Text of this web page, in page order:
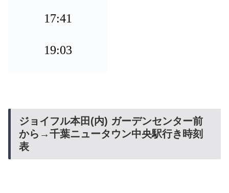
17:41
19:03
ジョイフル本田(内) ガーデンセンター前
から→千葉ニュータウン中央駅行き時刻
表